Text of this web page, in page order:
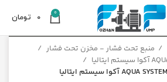
0
0 تومان
منبع تحت فشار - مخزن تحت فشار